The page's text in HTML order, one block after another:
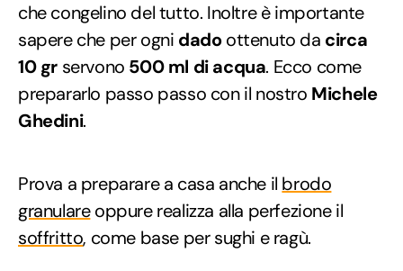
che congelino del tutto. Inoltre è importante
sapere che per ogni dadoottenuto da circa
10 gr servono 500 ml di acqua. Ecco come
prepararlo passo passo con il nostro Michele
Ghedini.
Prova a preparare a casa anche il brodo
granulareoppure realizza alla perfezione il
soffritto, come base per sughi e ragù.